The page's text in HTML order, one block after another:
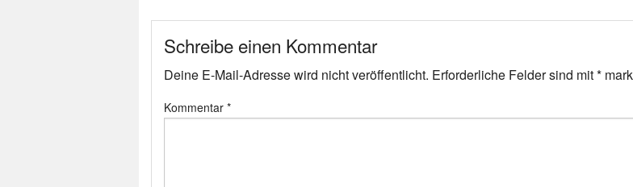
Schreibe einen Kommentar
Deine E-Mail-Adresse wird nicht veröffentlicht. Erforderliche Felder sind mit*
Kommentar *